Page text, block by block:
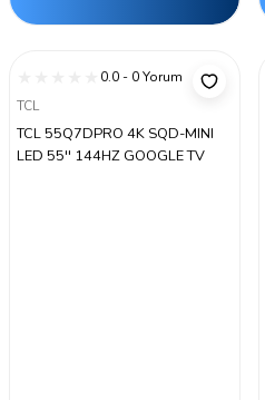
0.0 - 0 Yorum
TCL
TCL 55Q7DPRO 4K SQD-MINI
LED 55'' 144HZ GOOGLE TV